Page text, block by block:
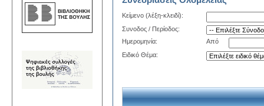
Κείμενο (λέξη-κλειδί):
Συνοδος / Περίοδος:
Ημερομηνία:
Από
Ειδικό Θέμα: